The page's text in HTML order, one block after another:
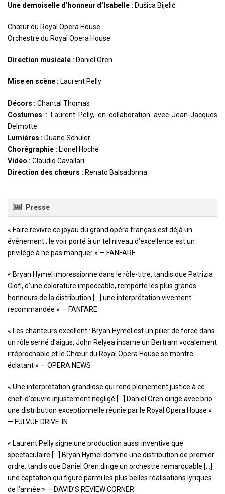
Une demoiselle d’honneur d’Isabelle : Dušica Bijelić
Chœur du Royal Opera House
Orchestre du Royal Opera House
Direction musicale : Daniel Oren
Mise en scène : Laurent Pelly
Décors : Chantal Thomas
Costumes : Laurent Pelly, en collaboration avec Jean-Jacques
Delmotte
Lumières : Duane Schuler
Chorégraphie : Lionel Hoche
Vidéo : Claudio Cavallari
Direction des chœurs : Renato Balsadonna
Presse
« Faire revivre ce joyau du grand opéra français est déjà un
événement ; le voir porté à un tel niveau d’excellence est un
privilège à ne pas manquer » — FANFARE
« Bryan Hymel impressionne dans le rôle-titre, tandis que Patrizia
Ciofi, d’une colorature impeccable, remporte les plus grands
honneurs de la distribution […] une interprétation vivement
recommandée » — FANFARE
« Les chanteurs excellent : Bryan Hymel est un pilier de force dans
un rôle semé d’aigus, John Relyea incarne un Bertram vocalement
irréprochable et le Chœur du Royal Opera House se montre
éclatant » — OPERA NEWS
« Une interprétation grandiose qui rend pleinement justice à ce
chef-d’œuvre injustement négligé […] Daniel Oren dirige avec brio
une distribution exceptionnelle réunie par le Royal Opera House »
— FULVUE DRIVE-IN
« Laurent Pelly signe une production aussi inventive que
spectaculaire […] Bryan Hymel domine une distribution de premier
ordre, tandis que Daniel Oren dirige un orchestre remarquable […]
une captation qui figure parmi les plus belles réalisations lyriques
de l’année » — DAVID’S REVIEW CORNER